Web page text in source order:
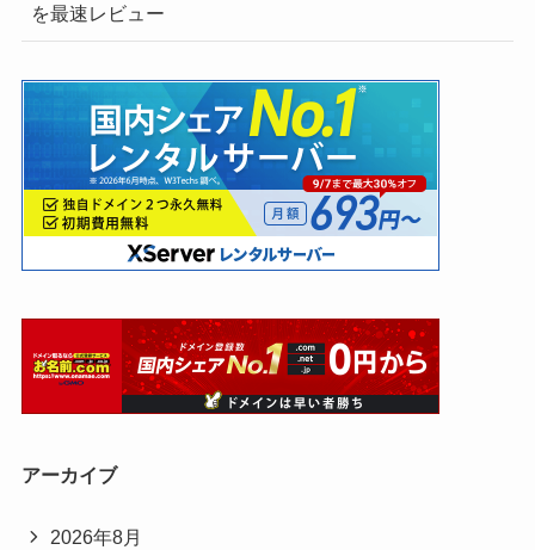
を最速レビュー
アーカイブ
2026年8月